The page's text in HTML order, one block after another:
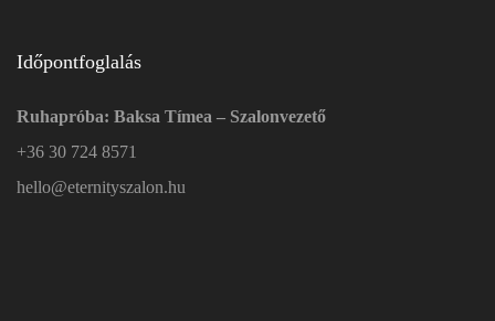
Időpontfoglalás
Ruhapróba: Baksa Tímea – Szalonvezető
+36 30 724 8571
hello@eternityszalon.hu